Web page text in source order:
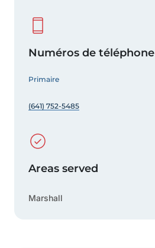
Numéros de téléphone
Primaire
(641) 752-5485
Areas served
Marshall